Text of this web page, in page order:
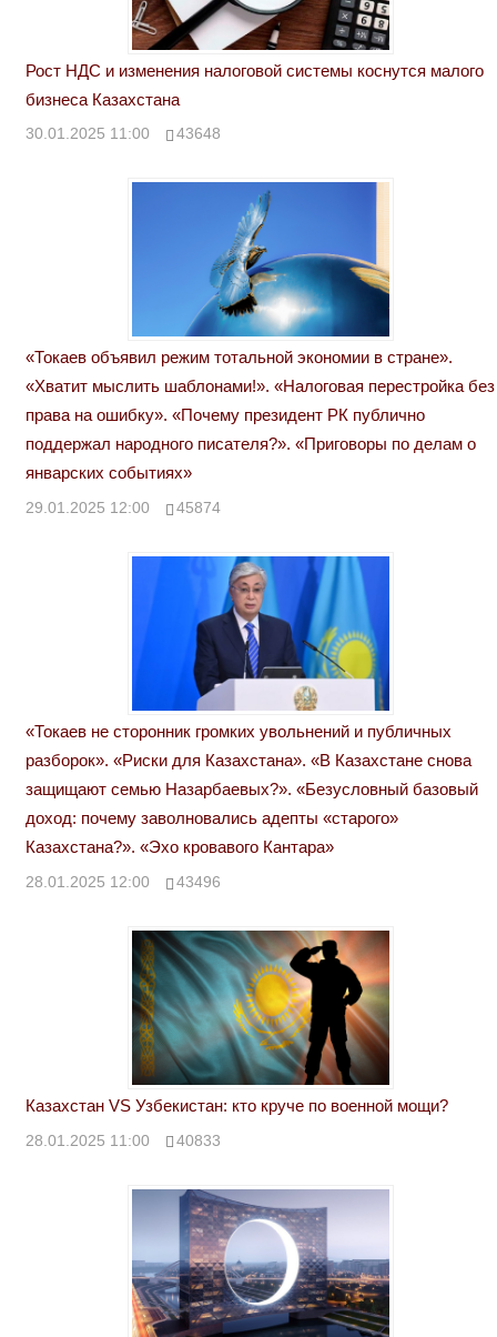
Рост НДС и изменения налоговой системы коснутся малого
бизнеса Казахстана
30.01.2025 11:00 43648
«Токаев объявил режим тотальной экономии в стране».
«Хватит мыслить шаблонами!». «Налоговая перестройка без
права на ошибку». «Почему президент РК публично
поддержал народного писателя?». «Приговоры по делам о
январских событиях»
29.01.2025 12:00 45874
«Токаев не сторонник громких увольнений и публичных
разборок». «Риски для Казахстана». «В Казахстане снова
защищают семью Назарбаевых?». «Безусловный базовый
доход: почему заволновались адепты «старого»
Казахстана?». «Эхо кровавого Кантара»
28.01.2025 12:00 43496
Казахстан VS Узбекистан: кто круче по военной мощи?
28.01.2025 11:00 40833